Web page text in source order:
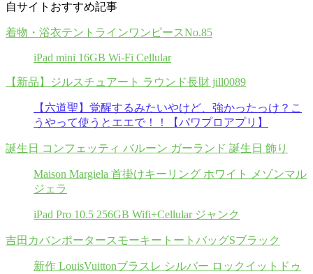
自サイトおすすめ記事
着物・浴衣テントラインワンピースNo.85
iPad mini 16GB Wi-Fi Cellular
【新品】ジルスチュアート ラウンド長財 jill0089
【六道聖】覚醒するみたいやけど、強かったっけ？こ
うやって使うとエエで！！【パワプロアプリ】
誕生日 コンフェッティ バルーン ガーランド 誕生日 飾り
Maison Margiela 首掛けキーリング ホワイト メゾンマル
ジェラ
iPad Pro 10.5 256GB Wifi+Cellular ジャンク
吉田カバンポータースモーキートートバッグSブラック
新作 LouisVuittonブラスレ シルバー ロックイットドゥ